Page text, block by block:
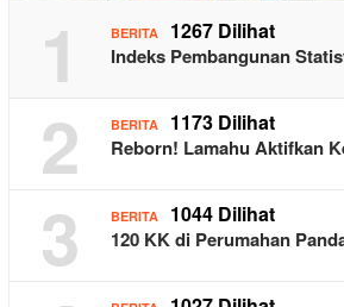
1 BERITA 1267 Dilihat
Indeks Pembangunan
2 BERITA 1173 Dilihat
Reborn! Lamahu Aktifkan
3 BERITA 1044 Dilihat
120 KK di Perumahan